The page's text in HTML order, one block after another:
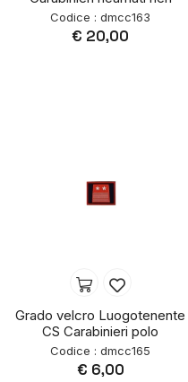
Codice : dmcc163
€ 20,00
Grado velcro Luogotenente
CS Carabinieri polo
Codice : dmcc165
€ 6,00